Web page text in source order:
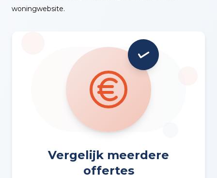
woningwebsite.
Vergelijk meerdere
offertes